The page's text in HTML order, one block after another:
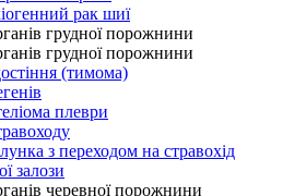
рак шиї
грудної порожнини
грудної порожнини
(тимома)
плеври
з переходом на стравохід
залози
черевної порожнини